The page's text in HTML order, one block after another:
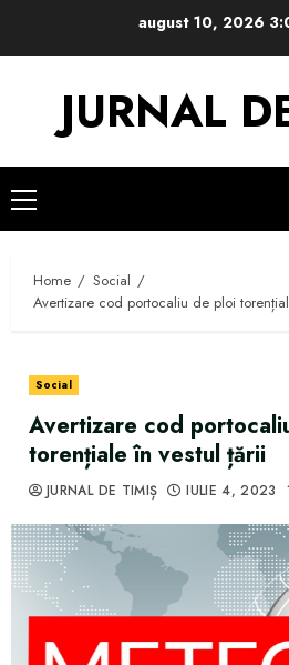
august 10, 2026
JURNAL
Primary
Menu
Home
Social
Avertizare cod portocaliu de ploi
Social
Avertizare cod
torențiale în vestul țării
JURNAL DE TIMIȘ IULIE 4, 2023